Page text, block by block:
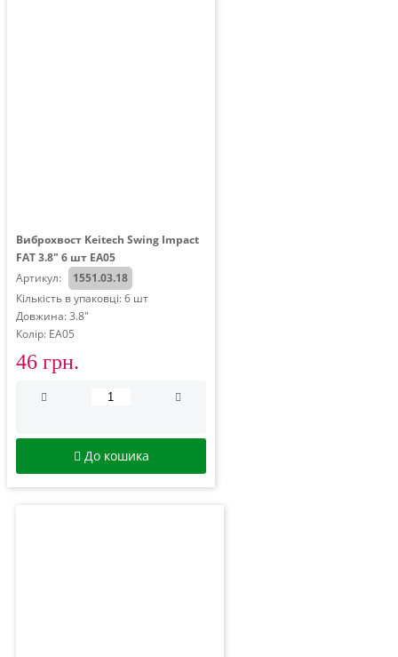
Виброхвост Keitech Swing Impact
FAT 3.8" 6 шт EA05
Артикул:
1551.03.18
Кількість в упаковці: 6 шт
Довжина: 3.8"
Колір: EA05
46 грн.
До кошика